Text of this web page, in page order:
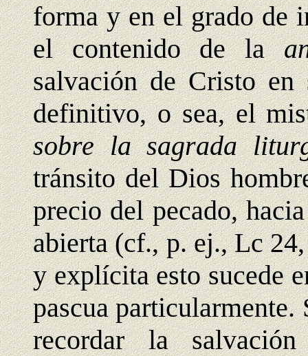
forma y en el grado de
el contenido de la
salvación de Cristo
definitivo, o sea, el
sobre la sagrada
tránsito del Dios
precio del pecado,
abierta (cf., p. ej., Lc
y explícita esto sucede
pascua particularmente.
recordar la